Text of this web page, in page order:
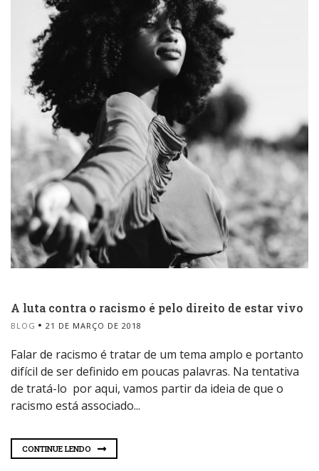
A luta contra o racismo é pelo direito de estar vivo
BLOG 21 DE MARÇO DE 2018
Falar de racismo é tratar de um tema amplo e portanto
difícil de ser definido em poucas palavras. Na tentativa
de tratá-lo por aqui, vamos partir da ideia de que o
racismo está associado...
CONTINUE LENDO